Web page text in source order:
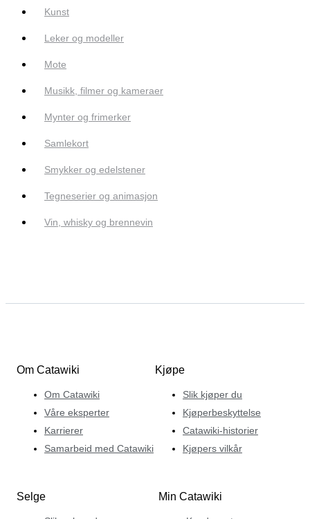
Kunst
Leker og modeller
Mote
Musikk, filmer og kameraer
Mynter og frimerker
Samlekort
Smykker og edelstener
Tegneserier og animasjon
Vin, whisky og brennevin
Om Catawiki
Om Catawiki
Våre eksperter
Karrierer
Samarbeid med Catawiki
Kjøpe
Slik kjøper du
Kjøperbeskyttelse
Catawiki-historier
Kjøpers vilkår
Selge Min Catawiki